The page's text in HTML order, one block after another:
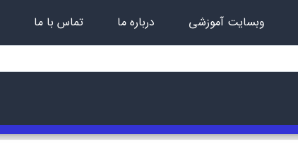
وبسایت آموزشی درباره ما تماس با ما